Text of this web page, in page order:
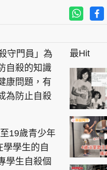
異
程
下 李居明
理 麥玲玲
怪 威師兄
守門員」為
自殺的知識
康問題，有
為防止自殺
19歲青少年
學生的自
學生自殺個
最Hit